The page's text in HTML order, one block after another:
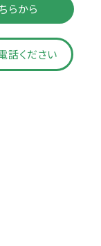
らから
話ください